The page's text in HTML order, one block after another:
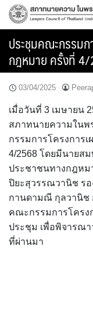
Skip
ประชุมคณะกรรม
กฎหมาย ครั้งที่
03/04/2025
เมื่อวันที่ 3 เมษายน
สภาทนายความใน
กรรมการโครงการ
4/2568 โดยมีนายส
ประชาชนทางกฎหม
ปิยะสุวรรณวานิช ร
กานดามณี กุลวานิช
คณะกรรมการโครง
ประชุม เพื่อพิจารณา
ที่ผ่านมา